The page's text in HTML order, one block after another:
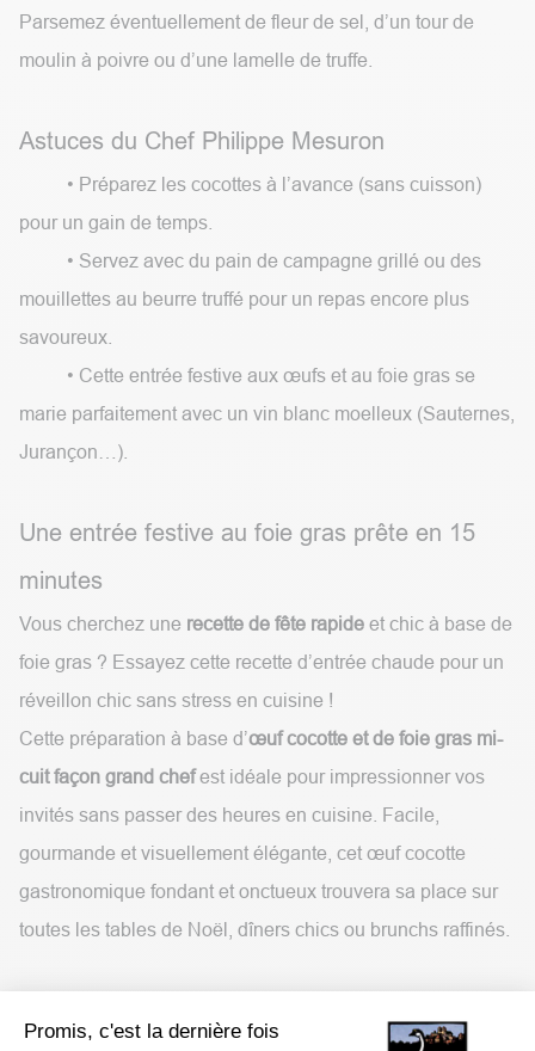
Promis, c'est la dernière fois
Parsemez éventuellement de fleur de sel, d’un tour de
moulin à poivre ou d’une lamelle de truffe.
Astuces du Chef Philippe Mesuron
​• Préparez les cocottes à l’avance (sans cuisson)
pour un gain de temps.
​• Servez avec du pain de campagne grillé ou des
mouillettes au beurre truffé pour un repas encore plus
savoureux.
​• Cette entrée festive aux œufs et au foie gras se
marie parfaitement avec un vin blanc moelleux (Sauternes,
Jurançon…).
Une entrée festive au foie gras prête en 15
minutes
Vous cherchez une recette de fête rapide et chic à base de
foie gras ? Essayez cette recette d’entrée chaude pour un
réveillon chic sans stress en cuisine !
Cette préparation à base d’œuf cocotte et de foie gras mi-
cuit façon grand chefest idéale pour impressionner vos
invités sans passer des heures en cuisine. Facile,
gourmande et visuellement élégante, cet œuf cocotte
gastronomique fondant et onctueux trouvera sa place sur
toutes les tables de Noël, dîners chics ou brunchs raffinés.